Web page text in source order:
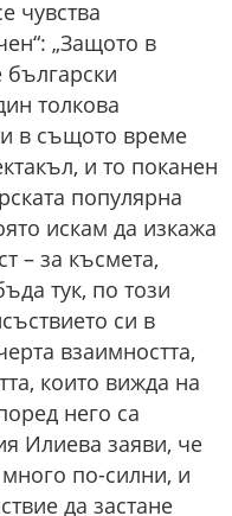
чувства
„Защото в
толкова
в същото време
и то поканен
популярна
искам да изкажа
– за късмета,
тук, по този
си в
взаимността,
които вижда на
него са
Илиева заяви, че
много по-силни, и
да застане